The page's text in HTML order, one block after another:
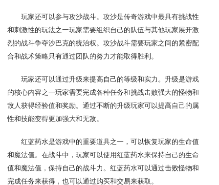
玩家还可以参与攻沙战斗。攻沙是传奇游戏中最具有挑战性
和刺激性的玩法之一玩家需要组织自己的队伍与其他玩家展开激
烈的战斗争夺沙巴克的统治权。攻沙战斗需要玩家之间的紧密配
合和战术策略只有通过团队的努力才能取得胜利。
玩家还可以通过升级来提高自己的等级和实力。升级是游戏
的核心内容之一玩家需要完成各种任务和挑战击败强大的怪物和
敌人获得经验值和奖励。通过不断的升级玩家可以提高自己的属
性和技能变得更加强大和无敌。
红蓝药水是游戏中的重要道具之一，可以恢复玩家的生命值
和魔法值。在战斗中，玩家可以使用红蓝药水来保持自己的生命
值和魔法值，保持自己的战斗力。红蓝药水可以通过击败怪物和
完成任务来获得，也可以通过购买和交易来获取。